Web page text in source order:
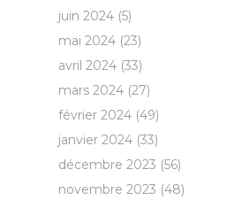
juin 2024 (5)
mai 2024 (23)
avril 2024 (33)
mars 2024 (27)
février 2024 (49)
janvier 2024 (33)
décembre 2023 (56)
novembre 2023 (48)